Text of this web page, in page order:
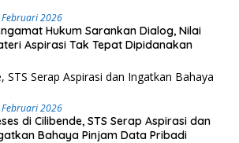
Februari 2026
Hukum Sarankan Dialog, Nilai
Aspirasi Tak Tepat Dipidanakan
Februari 2026
di Cilibende, STS Serap Aspirasi dan
Bahaya Pinjam Data Pribadi